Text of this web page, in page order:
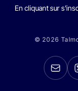
En cliquant sur
© 2026